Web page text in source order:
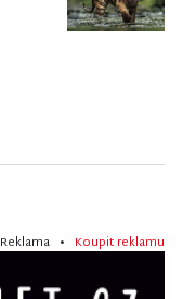
Reklama • Koupit reklamu